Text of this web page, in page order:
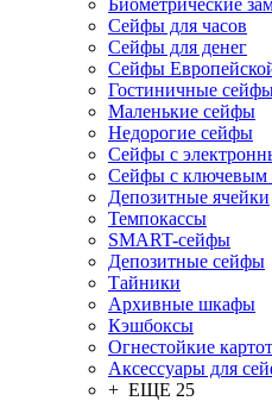
Биометрические
Сейфы для часов
Сейфы для денег
Сейфы
Гостиничные
Маленькие сейфы
Недорогие сейфы
Сейфы с
Сейфы с ключевым
Депозитные ячейки
Темпокассы
SMART-сейфы
Депозитные сейфы
Тайники
Архивные шкафы
Кэшбоксы
Огнестойкие
Аксессуары для
+ ЕЩЕ 25